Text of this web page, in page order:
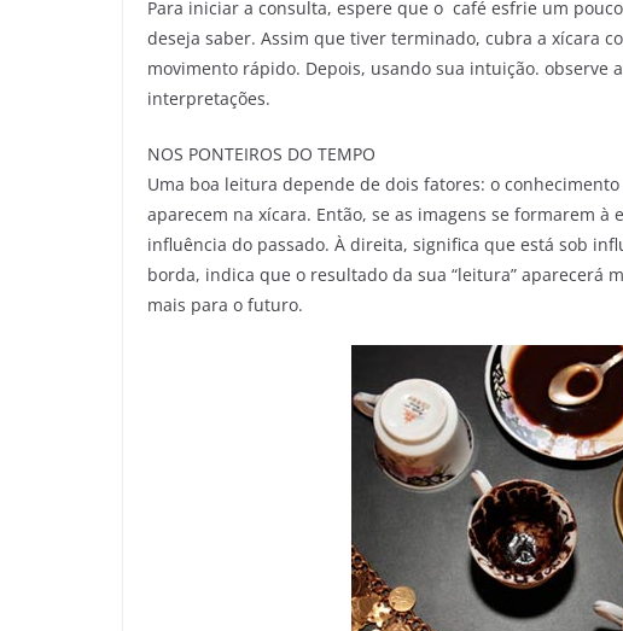
Para iniciar a consulta, espere que o café esfrie um
deseja saber. Assim que tiver terminado, cubra a xícara
movimento rápido. Depois, usando sua intuição. observe
interpretações.
NOS PONTEIROS DO TEMPO
Uma boa leitura depende de dois fatores: o
aparecem na xícara. Então, se as imagens se formarem
influência do passado. À direita, significa que está sob
borda, indica que o resultado da sua “leitura” aparecerá
mais para o futuro.